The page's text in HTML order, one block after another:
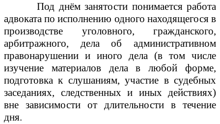
Под днём занятости понимается работа
адвоката по исполнению одного находящегося в
производстве уголовного, гражданского,
арбитражного, дела об административном
правонарушении и иного дела (в том числе
изучение материалов дела в любой форме,
подготовка к слушаниям, участие в судебных
заседаниях, следственных и иных действиях)
вне зависимости от длительности в течение
дня.